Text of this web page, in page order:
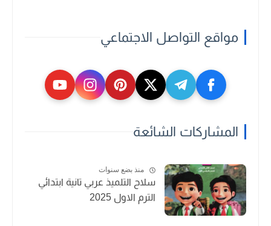
مواقع التواصل الاجتماعي
المشاركات الشائعة
منذ بضع سنوات
سلاح التلميذ عربي تانية ابتدائي
الترم الاول 2025